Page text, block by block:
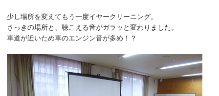
少し場所を変えてもう一度イヤークリーニング。
さっきの場所と、聴こえる音がガラッと変わりました。
車道が近いため車のエンジン音が多め！？